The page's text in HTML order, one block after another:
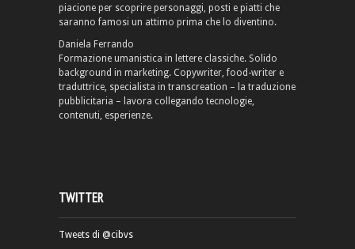
piacione per scoprire personaggi, posti e piatti che
saranno famosi un attimo prima che lo diventino.
Daniela Ferrando
Formazione umanistica in lettere classiche. Solido
background in marketing. Copywriter, food-writer e
traduttrice, specialista in transcreation – la traduzione
pubblicitaria – lavora collegando tecnologie,
contenuti, esperienze.
TWITTER
Tweets di @cibvs